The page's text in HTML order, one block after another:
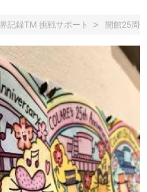
記録TM 挑戦サポート 開館25周